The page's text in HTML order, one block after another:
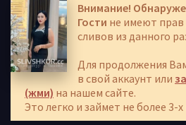
Внимание!
Гости не имеют прав
сливов из данного
Для продолжения
в свой аккаунт или
(жми) на нашем сайте.
Это легко и займет не более 3-